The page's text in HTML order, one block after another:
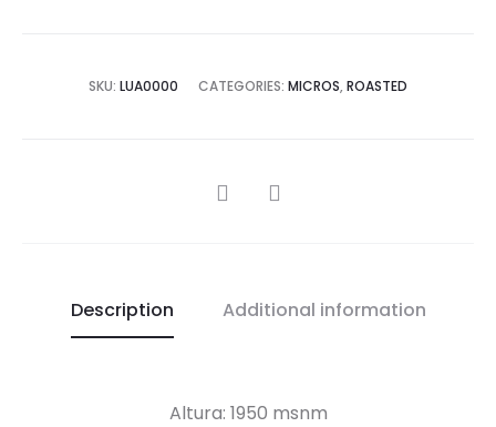
SKU: LUA0000 CATEGORIES: MICROS, ROASTED
SHARE
Description Additional information
Altura: 1950 msnm